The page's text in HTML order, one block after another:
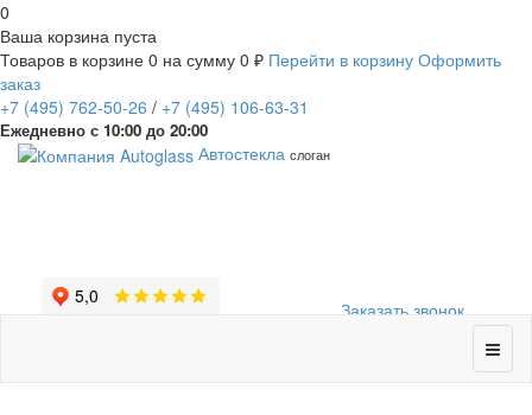
0
Ваша корзина пуста
Товаров в корзине 0 на сумму 0 ₽ Перейти в корзину Оформить
заказ
+7 (495) 762-50-26 / +7 (495) 106-63-31
Ежедневно с 10:00 до 20:00
Заказать звонок
Автостекла слоган